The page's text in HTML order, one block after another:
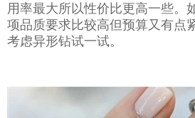
用率最大所以性价比更高一些。
项品质要求比较高但预算又有点
考虑异形钻试一试。